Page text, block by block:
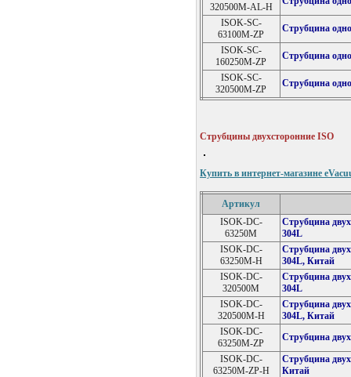
320500M-AL-H
ISOK-SC-
63100M-ZP
Струбцина
ISOK-SC-
160250M-ZP
Струбцина
ISOK-SC-
320500M-ZP
Струбцина
Струбцины двухсторонние ISO
Купить в интернет-магазине
Артикул
ISOK-DC-
63250M
Струбцина
304L
ISOK-DC-
63250M-H
Струбцина
304L, Китай
ISOK-DC-
320500M
Струбцина
304L
ISOK-DC-
320500M-H
Струбцина
304L, Китай
ISOK-DC-
63250M-ZP
Струбцина
ISOK-DC-
63250M-ZP-H
Струбцина
Китай